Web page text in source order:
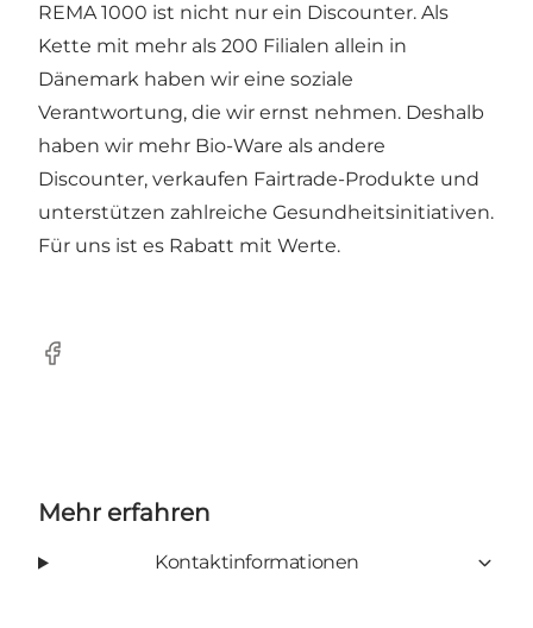
REMA 1000 ist nicht nur ein Discounter. Als
Kette mit mehr als 200 Filialen allein in
Dänemark haben wir eine soziale
Verantwortung, die wir ernst nehmen. Deshalb
haben wir mehr Bio-Ware als andere
Discounter, verkaufen Fairtrade-Produkte und
unterstützen zahlreiche Gesundheitsinitiativen.
Für uns ist es Rabatt mit Werte.
Facebook
Mehr erfahren
Kontaktinformationen